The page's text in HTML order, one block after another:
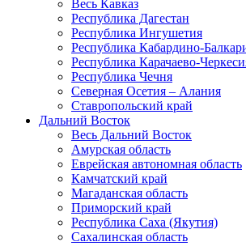
Весь Кавказ
Республика Дагестан
Республика Ингушетия
Республика Кабардино-
Республика Карачаево-
Республика Чечня
Северная Осетия – Алания
Ставропольский край
Дальний Восток
Весь Дальний Восток
Амурская область
Еврейская автономная область
Камчатский край
Магаданская область
Приморский край
Республика Саха (Якутия)
Сахалинская область